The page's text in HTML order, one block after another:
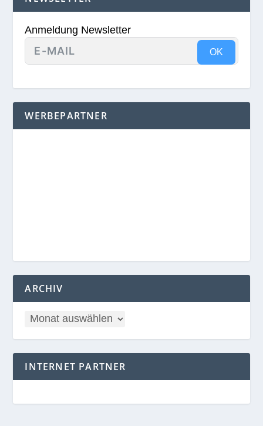
Anmeldung Newsletter
OK
WERBEPARTNER
ARCHIV
INTERNET PARTNER